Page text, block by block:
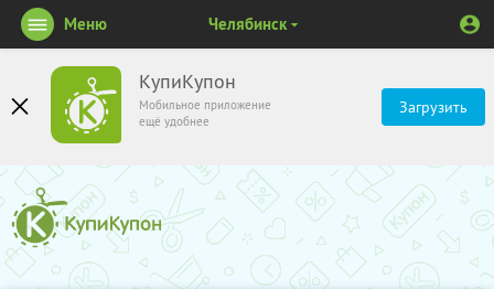
КупиКупон
Мобильное приложение
ещё удобнее
Загрузить
Меню Челябинск